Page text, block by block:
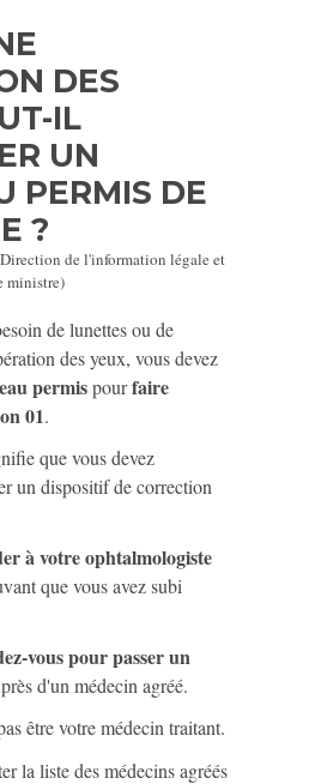
DES
IL
UN
PERMIS DE
?
de l'information légale et
ministre)
de lunettes ou de
des yeux, vous devez
permispourfaire
01.
que vous devez
un dispositif de correction
à votre ophtalmologiste
que vous avez subi
vous pour passer un
d'un médecin agréé.
être votre médecin traitant.
la liste des médecins agréés